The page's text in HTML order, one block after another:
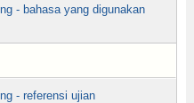
- bahasa yang digunakan
- referensi ujian